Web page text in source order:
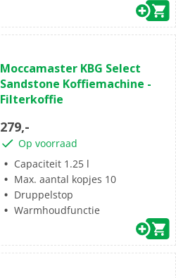
van
de
5
Moccamaster KBG Select
Sandstone Koffiemachine -
Filterkoffie
279,-
Op voorraad
Capaciteit 1.25 l
Max. aantal kopjes 10
Druppelstop
Warmhoudfunctie